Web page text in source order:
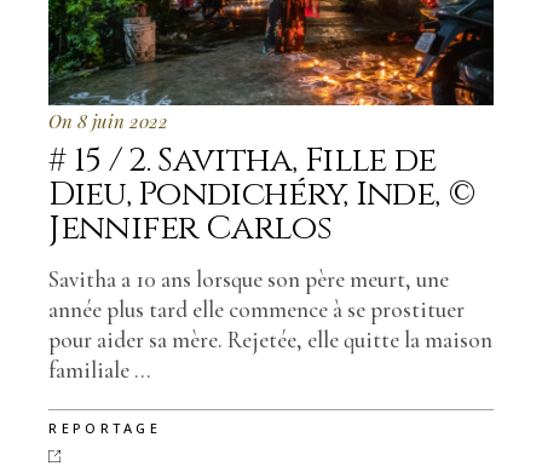
On 8 juin 2022
# 15 / 2. Savitha, Fille de
Dieu, Pondichéry, Inde, ©
Jennifer Carlos
Savitha a 10 ans lorsque son père meurt, une
année plus tard elle commence à se prostituer
pour aider sa mère. Rejetée, elle quitte la maison
familiale ...
REPORTAGE